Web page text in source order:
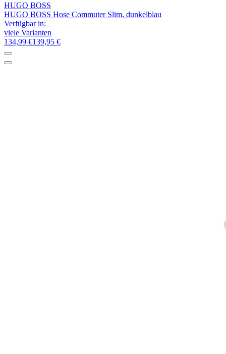
HUGO BOSS
HUGO BOSS Hose Commuter Slim, dunkelblau
Verfügbar in:
viele Varianten
134,99 €139,95 €